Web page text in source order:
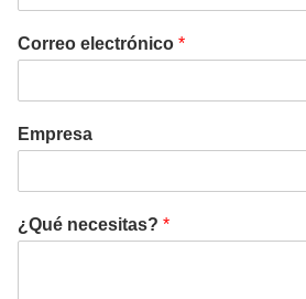
Correo electrónico *
Empresa
¿Qué necesitas? *